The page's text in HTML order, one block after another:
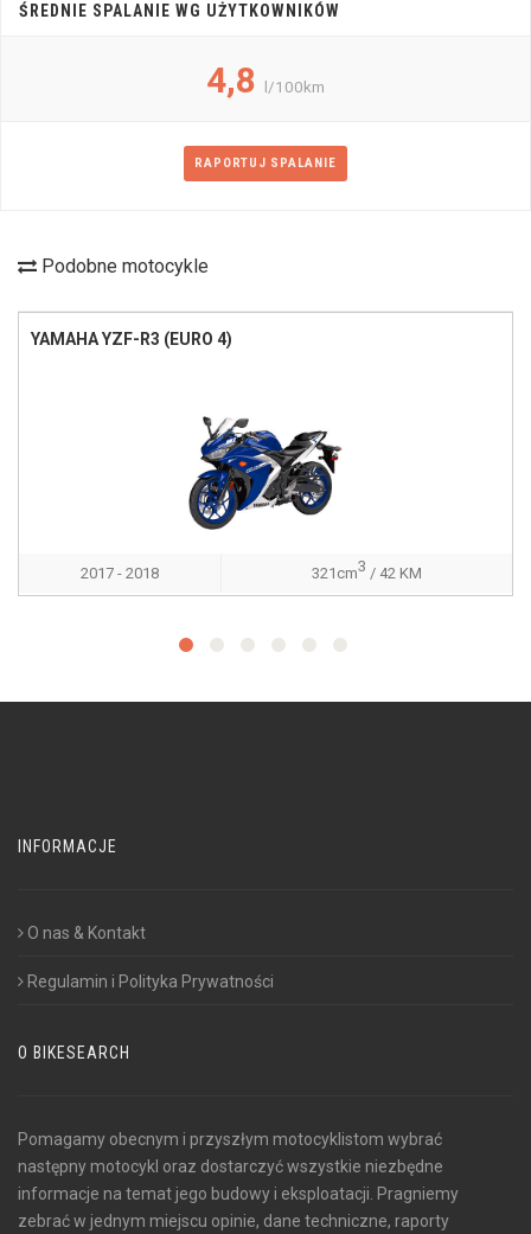
ŚREDNIE SPALANIE WG UŻYTKOWNIKÓW
4,8 l/100km
RAPORTUJ SPALANIE
Podobne motocykle
YAMAHA YZF-R3 (EURO 4)
2017 - 2018 321cm3 / 42 KM
INFORMACJE
O nas & Kontakt
Regulamin i Polityka Prywatności
O BIKESEARCH
Pomagamy obecnym i przyszłym motocyklistom wybrać
następny motocykl oraz dostarczyć wszystkie niezbędne
informacje na temat jego budowy i eksploatacji. Pragniemy
zebrać w jednym miejscu opinie, dane techniczne, raporty